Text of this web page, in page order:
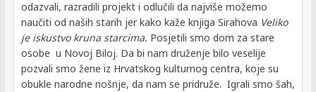
odazvali, razradili projekt i odlučili da najviše možemo
naučiti od naših starih jer kako kaže knjiga Sirahova Veliko
je iskustvo kruna starcima. Posjetili smo dom za stare
osobe u Novoj Biloj. Da bi nam druženje bilo veselije
pozvali smo žene iz Hrvatskog kulturnog centra, koje su
obukle narodne nošnje, da nam se pridruže. Igrali smo šah,